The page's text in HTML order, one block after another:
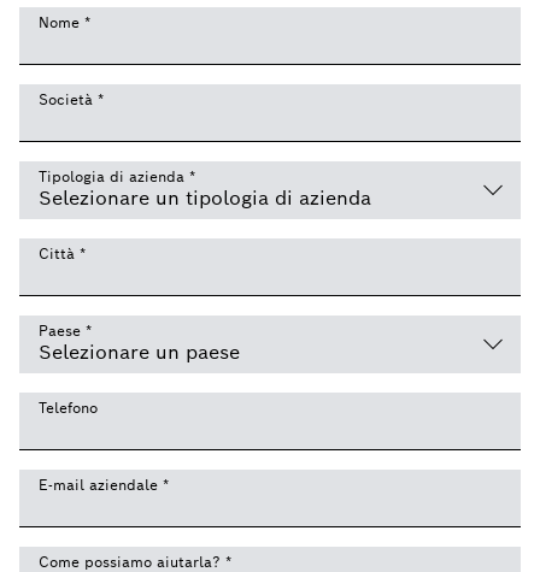
Nome *
Società *
Tipologia di azienda *
Città *
Paese *
Telefono
E-mail aziendale *
Come possiamo aiutarla? *